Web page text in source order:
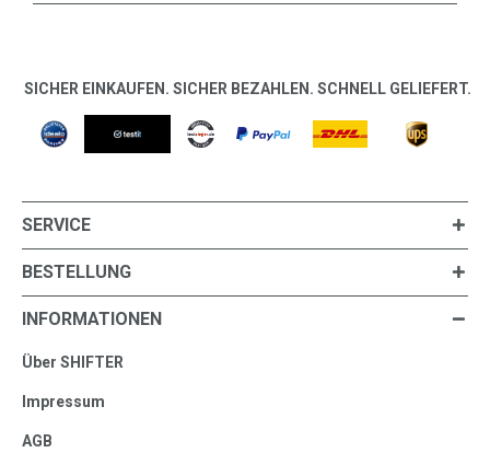
SICHER EINKAUFEN. SICHER BEZAHLEN. SCHNELL GELIEFERT.
SERVICE
BESTELLUNG
INFORMATIONEN
Über SHIFTER
Impressum
AGB